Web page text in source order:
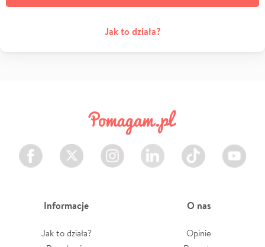
Jak to działa?
Facebook Twitter Instagram LinkedIn TikTok Youtube
Informacje
Jak to działa?
O nas
Opinie